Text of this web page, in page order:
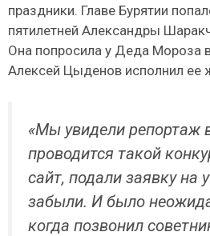
праздники. Главе Бурятии
пятилетней Александры
Она попросила у Деда Мороза
Алексей Цыденов исполнил ее
«Мы увидели репортаж
проводится такой
сайт, подали заявку на
забыли. И было
когда позвонил